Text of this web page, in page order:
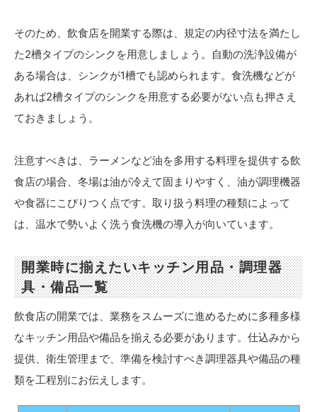
そのため、飲食店を開業する際は、規定の内径寸法を満たし
た2槽タイプのシンクを用意しましょう。自動の洗浄設備が
ある場合は、シンクが1槽でも認められます。食洗機などが
あれば2槽タイプのシンクを用意する必要がない点も押さえ
ておきましょう。
注意すべきは、ラーメンなど油を多用する料理を提供する飲
食店の場合、冬場は油が冷えて固まりやすく、油が調理機器
や食器にこびりつく点です。取り扱う料理の種類によって
は、温水で勢いよく洗う食洗機の導入が向いています。
開業時に揃えたいキッチン用品・調理器
具・備品一覧
飲食店の開業では、業務をスムーズに進めるために多種多様
なキッチン用品や備品を揃える必要があります。仕込みから
提供、衛生管理まで、準備を検討すべき調理器具や備品の種
類を工程別にお伝えします。